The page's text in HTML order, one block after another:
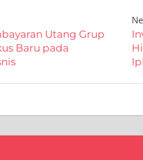
Utang Grup
Baru pada